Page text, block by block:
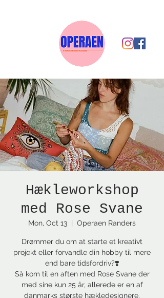
Hækleworkshop
med Rose Svane
Mon, Oct 13
  |
Operaen Randers
Drømmer du om at starte et kreativt
projekt eller forvandle din hobby til mere
end bare tidsfordriv?❣️
Så kom til en aften med Rose Svane der
med sine kun 25 år, allerede er en af
danmarks største hækledesignere.